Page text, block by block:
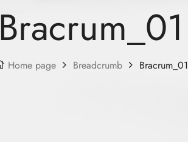
Bracrum_01
Home page Breadcrumb Bracrum_01